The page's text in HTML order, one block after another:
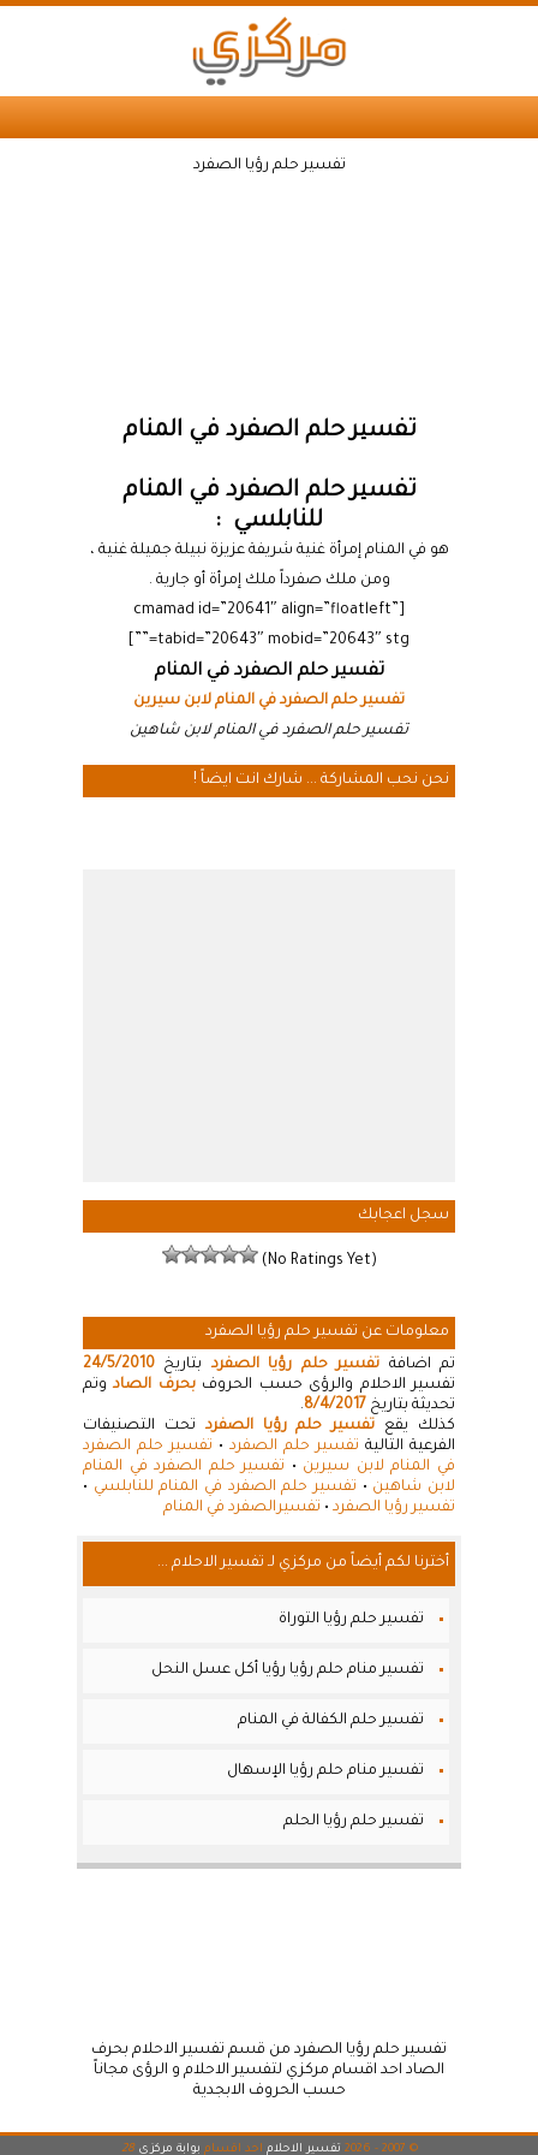
تفسير حلم رؤيا الصفرد
تفسير حلم الصفرد في المنام
تفسير حلم الصفرد في المنام
للنابلسي :
هو في المنام إمرأة غنية شريفة عزيزة نبيلة جميلة غنية ،
ومن ملك صفرداً ملك إمرأة أو جارية .
[cmamad id=”20641″ align=”floatleft”
tabid=”20643″ mobid=”20643″ stg=””]
تفسير حلم الصفرد في المنام
تفسير حلم الصفرد في المنام لابن سيرين
تفسير حلم الصفرد في المنام لابن شاهين
نحن نحب المشاركة ... شارك انت ايضاً !
سجل اعجابك
(No Ratings Yet)
معلومات عن تفسير حلم رؤيا الصفرد
تم اضافة تفسير حلم رؤيا الصفردبتاريخ 24/5/2010
تفسير الاحلام والرؤى حسب الحروفبحرف الصادوتم
تحديثة بتاريخ 8/4/2017
.
كذلك يقع تفسير حلم رؤيا الصفردتحت التصنيفات
الفرعية التالية تفسير حلم الصفرد • تفسير حلم الصفرد
في المنام لابن سيرين • تفسير حلم الصفرد في المنام
لابن شاهين • تفسير حلم الصفرد في المنام للنابلسي •
تفسير رؤيا الصفرد • تفسيرالصفرد في المنام
أخترنا لكم أيضاً من مركزي لـ تفسير الاحلام ...
تفسير حلم رؤيا التوراة
تفسير منام حلم رؤيا رؤيا أكل عسل النحل
تفسير حلم الكفالة في المنام
تفسير منام حلم رؤيا الإسهال
تفسير حلم رؤيا الحلم
تفسير حلم رؤيا الصفرد من قسم تفسير الاحلام بحرف
الصاد احد اقسام مركزي لتفسير الاحلام و الرؤى مجاناً
حسب الحروف الابجدية
© 2007 - 2026 تفسير الاحلام احد اقسام بوابة مركزي 28